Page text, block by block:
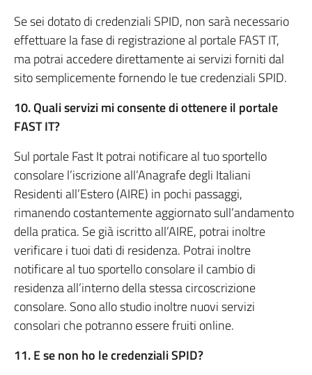
Se sei dotato di credenziali SPID, non sarà necessario
effettuare la fase di registrazione al portale FAST IT,
ma potrai accedere direttamente ai servizi forniti dal
sito semplicemente fornendo le tue credenziali SPID.
10. Quali servizi mi consente di ottenere il portale
FAST IT?
Sul portale Fast It potrai notificare al tuo sportello
consolare l’iscrizione all’Anagrafe degli Italiani
Residenti all’Estero (AIRE) in pochi passaggi,
rimanendo costantemente aggiornato sull’andamento
della pratica. Se già iscritto all’AIRE, potrai inoltre
verificare i tuoi dati di residenza. Potrai inoltre
notificare al tuo sportello consolare il cambio di
residenza all’interno della stessa circoscrizione
consolare. Sono allo studio inoltre nuovi servizi
consolari che potranno essere fruiti online.
11. E se non ho le credenziali SPID?